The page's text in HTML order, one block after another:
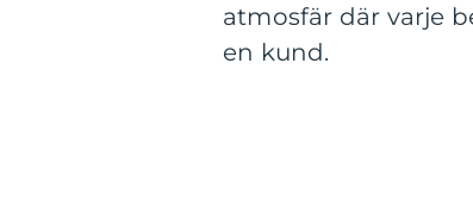
atmosfär där varje
en kund.